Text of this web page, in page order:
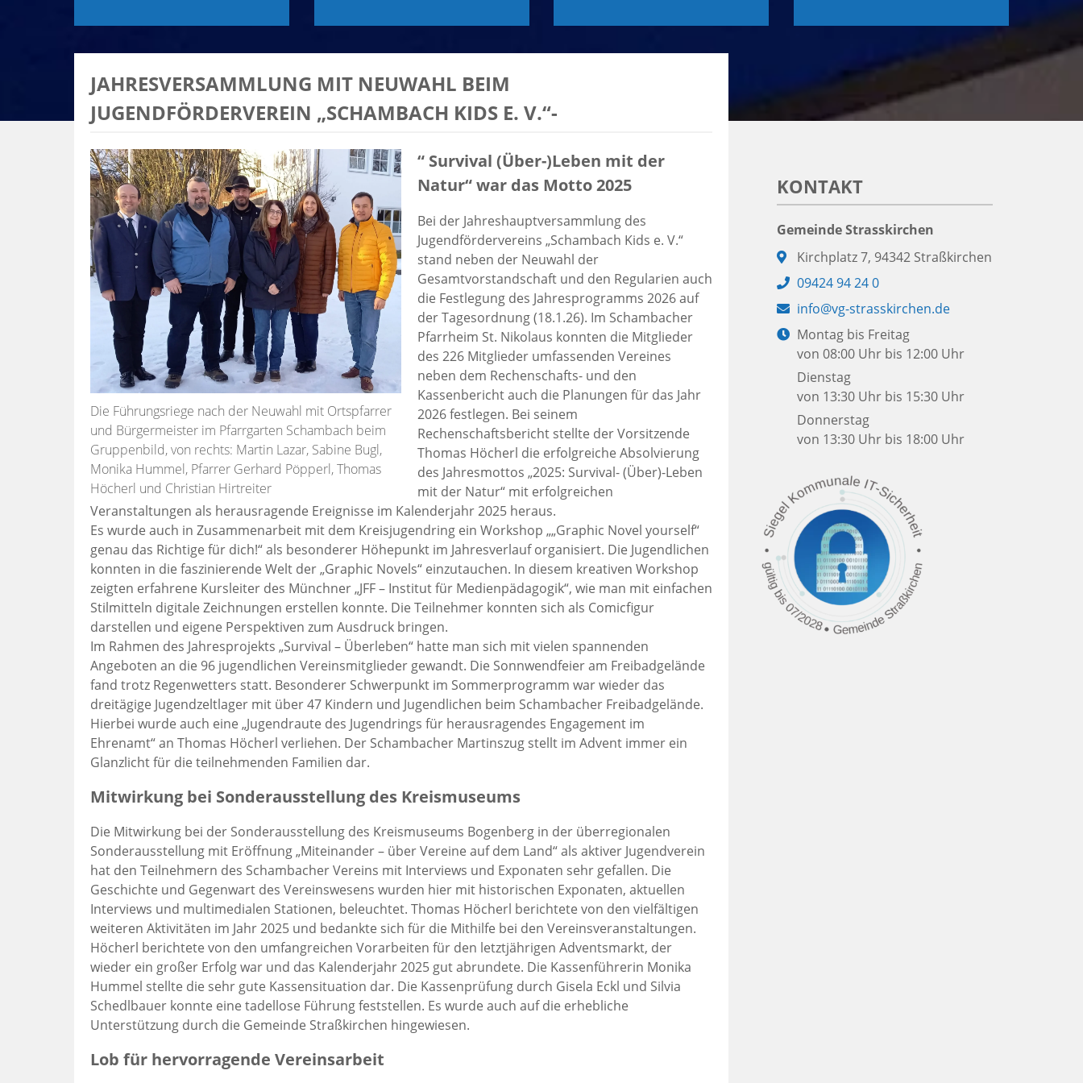
JAHRESVERSAMMLUNG MIT NEUWAHL BEIM
JUGENDFÖRDERVEREIN „SCHAMBACH KIDS E. V.“-
Die Führungsriege nach der Neuwahl mit Ortspfarrer
und Bürgermeister im Pfarrgarten Schambach beim
Gruppenbild, von rechts: Martin Lazar, Sabine Bugl,
Monika Hummel, Pfarrer Gerhard Pöpperl, Thomas
Höcherl und Christian Hirtreiter
“ Survival (Über-)Leben mit der
Natur“ war das Motto 2025
Bei der Jahreshauptversammlung des
Jugendfördervereins „Schambach Kids e. V.“
stand neben der Neuwahl der
Gesamtvorstandschaft und den Regularien auch
die Festlegung des Jahresprogramms 2026 auf
der Tagesordnung (18.1.26). Im Schambacher
Pfarrheim St. Nikolaus konnten die Mitglieder
des 226 Mitglieder umfassenden Vereines
neben dem Rechenschafts- und den
Kassenbericht auch die Planungen für das Jahr
2026 festlegen. Bei seinem
Rechenschaftsbericht stellte der Vorsitzende
Thomas Höcherl die erfolgreiche Absolvierung
des Jahresmottos „2025: Survival- (Über)-Leben
mit der Natur“ mit erfolgreichen
Veranstaltungen als herausragende Ereignisse im Kalenderjahr 2025 heraus.
Es wurde auch in Zusammenarbeit mit dem Kreisjugendring ein Workshop „„Graphic Novel yourself“
genau das Richtige für dich!“ als besonderer Höhepunkt im Jahresverlauf organisiert. Die Jugendlichen
konnten in die faszinierende Welt der „Graphic Novels“ einzutauchen. In diesem kreativen Workshop
zeigten erfahrene Kursleiter des Münchner „JFF – Institut für Medienpädagogik“, wie man mit einfachen
Stilmitteln digitale Zeichnungen erstellen konnte. Die Teilnehmer konnten sich als Comicfigur
darstellen und eigene Perspektiven zum Ausdruck bringen.
Im Rahmen des Jahresprojekts „Survival – Überleben“ hatte man sich mit vielen spannenden
Angeboten an die 96 jugendlichen Vereinsmitglieder gewandt. Die Sonnwendfeier am Freibadgelände
fand trotz Regenwetters statt. Besonderer Schwerpunkt im Sommerprogramm war wieder das
dreitägige Jugendzeltlager mit über 47 Kindern und Jugendlichen beim Schambacher Freibadgelände.
Hierbei wurde auch eine „Jugendraute des Jugendrings für herausragendes Engagement im
Ehrenamt“ an Thomas Höcherl verliehen. Der Schambacher Martinszug stellt im Advent immer ein
Glanzlicht für die teilnehmenden Familien dar.
Mitwirkung bei Sonderausstellung des Kreismuseums
Die Mitwirkung bei der Sonderausstellung des Kreismuseums Bogenberg in der überregionalen
Sonderausstellung mit Eröffnung „Miteinander – über Vereine auf dem Land“ als aktiver Jugendverein
hat den Teilnehmern des Schambacher Vereins mit Interviews und Exponaten sehr gefallen. Die
Geschichte und Gegenwart des Vereinswesens wurden hier mit historischen Exponaten, aktuellen
Interviews und multimedialen Stationen, beleuchtet. Thomas Höcherl berichtete von den vielfältigen
weiteren Aktivitäten im Jahr 2025 und bedankte sich für die Mithilfe bei den Vereinsveranstaltungen.
Höcherl berichtete von den umfangreichen Vorarbeiten für den letztjährigen Adventsmarkt, der
wieder ein großer Erfolg war und das Kalenderjahr 2025 gut abrundete. Die Kassenführerin Monika
Hummel stellte die sehr gute Kassensituation dar. Die Kassenprüfung durch Gisela Eckl und Silvia
Schedlbauer konnte eine tadellose Führung feststellen. Es wurde auch auf die erhebliche
Unterstützung durch die Gemeinde Straßkirchen hingewiesen.
Lob für hervorragende Vereinsarbeit
KONTAKT
Gemeinde Strasskirchen
Adresse:
Kirchplatz 7, 94342 Straßkirchen
Telefon:
09424 94 24 0
E-
Mail:
info@vg-strasskirchen.de
Öffnungszeiten:
Montag bis Freitag
von 08:00 Uhr bis 12:00 Uhr
Dienstag
von 13:30 Uhr bis 15:30 Uhr
Donnerstag
von 13:30 Uhr bis 18:00 Uhr